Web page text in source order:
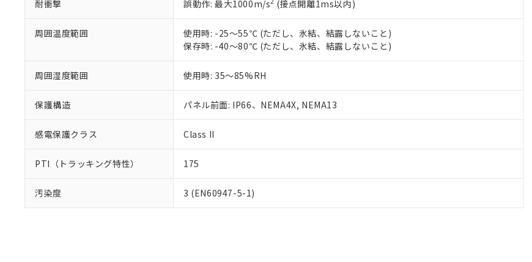
耐衝撃 誤動作: 最大1000m/s (接点開離1ms以内)
周囲温度範囲
使用時: -25～55℃ (ただし、氷結、結露しないこと)
保存時: -40～80℃ (ただし、氷結、結露しないこと)
周囲湿度範囲 使用時: 35～85%RH
保護構造 パネル前面: IP66、NEMA4X, NEMA13
感電保護クラス Class II
PTI（トラッキング特性） 175
汚染度 3 (EN60947-5-1)